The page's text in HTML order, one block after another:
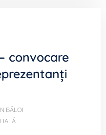
convocare
BĂLOI